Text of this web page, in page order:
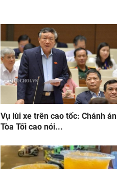
Vụ lùi xe trên cao tốc: Chánh án
Tòa Tối cao nói...